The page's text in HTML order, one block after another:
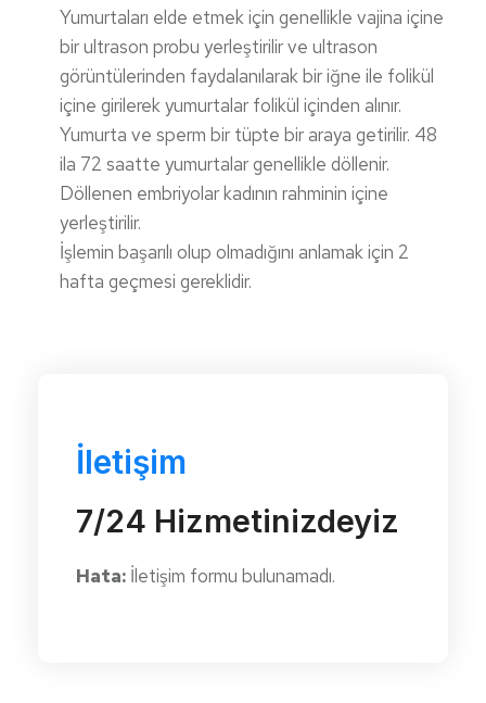
Yumurtaları elde etmek için genellikle vajina içine
bir ultrason probu yerleştirilir ve ultrason
görüntülerinden faydalanılarak bir iğne ile folikül
içine girilerek yumurtalar folikül içinden alınır.
Yumurta ve sperm bir tüpte bir araya getirilir. 48
ila 72 saatte yumurtalar genellikle döllenir.
Döllenen embriyolar kadının rahminin içine
yerleştirilir.
İşlemin başarılı olup olmadığını anlamak için 2
hafta geçmesi gereklidir.
İletişim
7/24 Hizmetinizdeyiz
Hata: İletişim formu bulunamadı.